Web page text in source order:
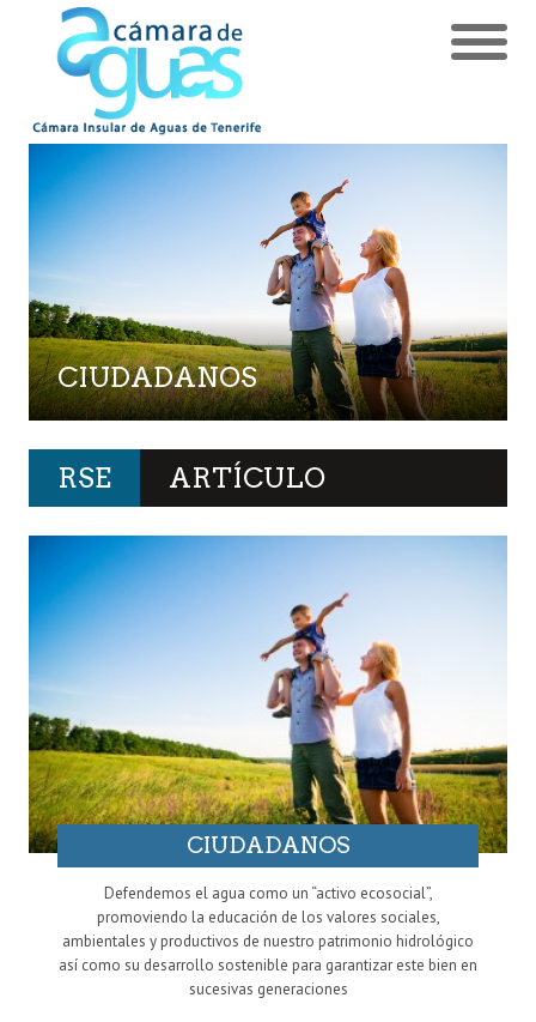
CIUDADANOS
RSE ARTÍCULO
CIUDADANOS
Defendemos el agua como un “activo ecosocial”,
promoviendo la educación de los valores sociales,
ambientales y productivos de nuestro patrimonio hidrológico
así como su desarrollo sostenible para garantizar este bien en
sucesivas generaciones